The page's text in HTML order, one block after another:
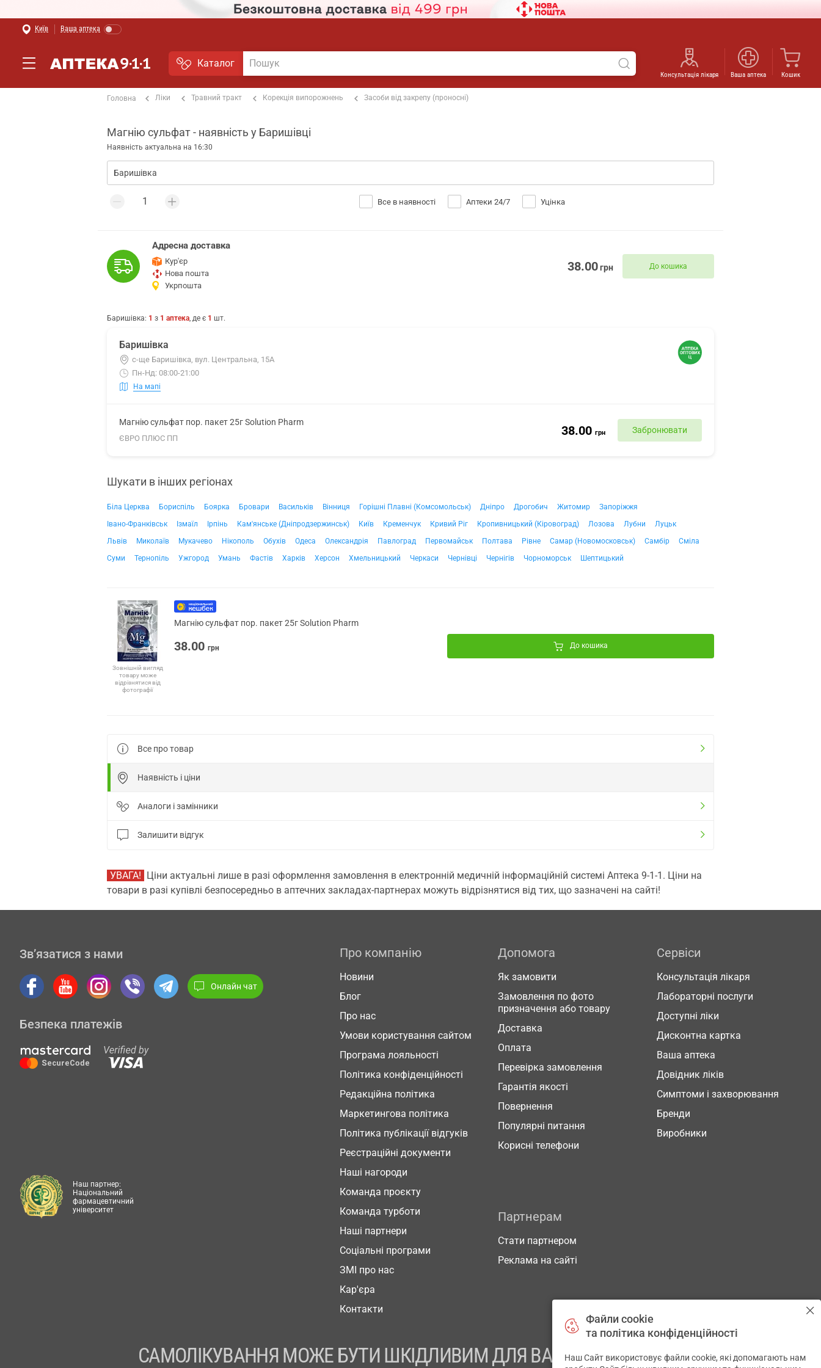
Київ Ваша аптека
Каталог
Консультація лікаря Ваша аптека Кошик
Головна Ліки Травний тракт Корекція випорожнень Засоби від закрепу (проносні)
Магнію сульфат - наявність у Баришівці
Наявність актуальна на 16:30
Все в наявності Аптеки 24/7 Уцінка
Адресна доставка
Кур'єр
Нова пошта
Укрпошта
38.00грн До кошика
Баришівка: 1 з 1 аптека, де є 1 шт.
Баришівка
с-ще Баришівка, вул. Центральна, 15А
Пн-Нд: 08:00-21:00
На мапі
Магнію сульфат пор. пакет 25г Solution Pharm
ЄВРО ПЛЮС ПП
38.00 грн Забронювати
Шукати в інших регіонах
Біла Церква Бориспіль Боярка Бровари Васильків Вінниця Горішні Плавні (Комсомольськ) Дніпро Дрогобич Житомир
Запоріжжя
Івано-Франківськ
Ізмаїл Ірпінь Кам'янське (Дніпродзержинськ) Київ Кременчук Кривий Ріг Кропивницький (Кіровоград) Лозова Лубни
Луцьк
Львів
Миколаїв Мукачево Нікополь Обухів Одеса Олександрія Павлоград Первомайськ Полтава Рівне Самар (Новомосковськ) Самбір
Сміла
Суми
Тернопіль Ужгород Умань Фастів Харків Херсон Хмельницький Черкаси Чернівці Чернігів Чорноморськ Шептицький
Зовнішній вигляд
товару може
відрізнятися від
фотографії
Магнію сульфат пор. пакет 25г Solution Pharm
38.00 грн До кошика
Все про товар
Наявність і ціни
Аналоги і замінники
Залишити відгук
УВАГА! Ціни актуальні лише в разі оформлення замовлення в електронній медичній інформаційній системі Аптека 9-1-1. Ціни на
товари в разі купівлі безпосередньо в аптечних закладах-партнерах можуть відрізнятися від тих, що зазначені на сайті!
Зв’язатися з нами
Онлайн чат
Безпека платежів
Про компанію
Новини
Блог
Про нас
Умови користування сайтом
Програма лояльності
Політика конфіденційності
Редакційна політика
Маркетингова політика
Політика публікації відгуків
Реєстраційні документи
Наші нагороди
Команда проєкту
Команда турботи
Наші партнери
Соціальні програми
ЗМІ про нас
Кар'єра
Контакти
Допомога
Як замовити
Замовлення по фото
призначення або товару
Доставка
Оплата
Перевірка замовлення
Гарантія якості
Повернення
Популярні питання
Корисні телефони
Сервіси
Консультація лікаря
Лабораторні послуги
Доступні ліки
Дисконтна картка
Ваша аптека
Довідник ліків
Симптоми і захворювання
Бренди
Виробники
Партнерам
Стати партнером
Реклама на сайті
Наш партнер:
Національний
фармацевтичний
університет
САМОЛІКУВАННЯ МОЖЕ БУТИ ШКІДЛИВИМ ДЛЯ ВАШОГО ЗДОРОВ’Я
Файли cookie
та політика конфіденційності
Наш Сайт використовує файли cookie, які допомагають нам